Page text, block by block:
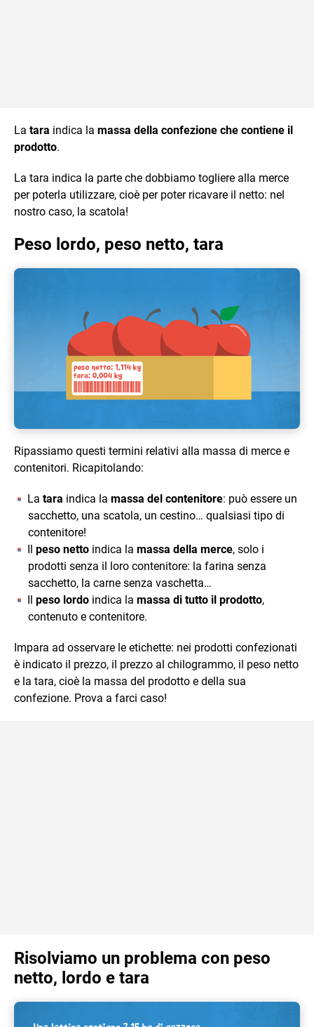
La tara indica la massa della confezione che contiene il
prodotto.
La tara indica la parte che dobbiamo togliere alla merce
per poterla utilizzare, cioè per poter ricavare il netto: nel
nostro caso, la scatola!
Peso lordo, peso netto, tara
Ripassiamo questi termini relativi alla massa di merce e
contenitori. Ricapitolando:
La tara indica la massa del contenitore: può essere un
sacchetto, una scatola, un cestino… qualsiasi tipo di
contenitore!
Il peso netto indica la massa della merce, solo i
prodotti senza il loro contenitore: la farina senza
sacchetto, la carne senza vaschetta…
Il peso lordo indica la massa di tutto il prodotto,
contenuto e contenitore.
Impara ad osservare le etichette: nei prodotti confezionati
è indicato il prezzo, il prezzo al chilogrammo, il peso netto
e la tara, cioè la massa del prodotto e della sua
confezione. Prova a farci caso!
Risolviamo un problema con peso
netto, lordo e tara